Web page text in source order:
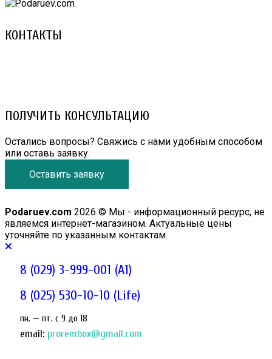
КОНТАКТЫ
ПОЛУЧИТЬ КОНСУЛЬТАЦИЮ
Остались вопросы? Свяжись с нами удобным способом
или оставь заявку.
Оставить заявку
Podaruev.com 2026 © Мы - информационный ресурс, не
являемся интернет-магазином. Актуальные цены
уточняйте по указанным контактам.
8 (029) 3-999-001 (A1)
8 (025) 530-10-10 (Life)
пн. — пт. c 9 до 18
email: prorembox@gmail.com